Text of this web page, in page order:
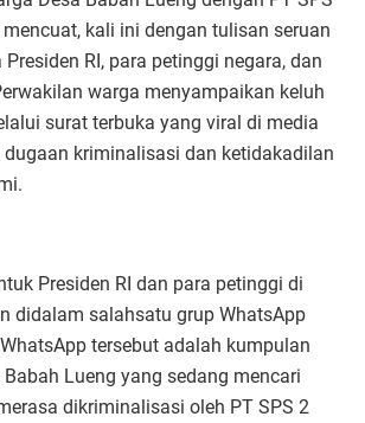
kali ini dengan tulisan seruan
Presiden RI, para petinggi negara, dan
warga menyampaikan keluh
surat terbuka yang viral di media
kriminalisasi dan ketidakadilan
Presiden RI dan para petinggi di
didalam salahsatu grup WhatsApp
tersebut adalah kumpulan
Lueng yang sedang mencari
dikriminalisasi oleh PT SPS 2